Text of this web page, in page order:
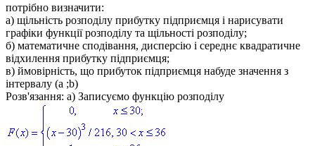
потрібно визначити:
а) щільність розподілу прибутку підприємця і нарисувати
графіки функції розподілу та щільності розподілу;
б) математичне сподівання, дисперсію і середнє квадратичне
відхилення прибутку підприємця;
в) ймовірність, що прибуток підприємця набуде значення з
інтервалу (a ;b)
Розв'язання: а) Записуємо функцію розподілу